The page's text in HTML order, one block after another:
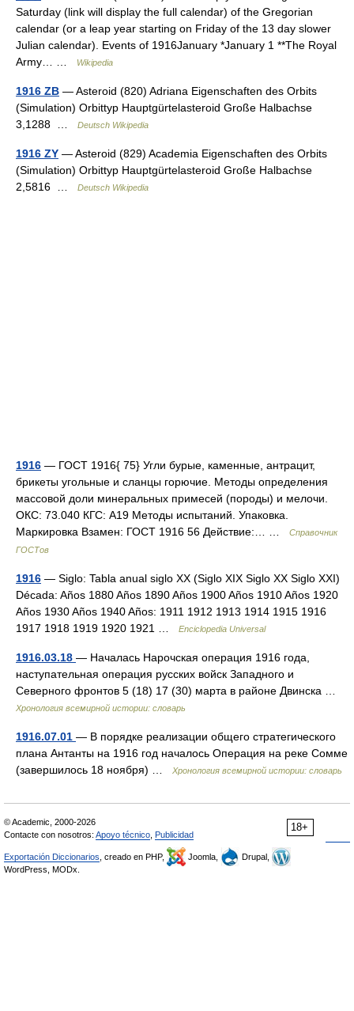
Saturday (link will display the full calendar) of the Gregorian
calendar (or a leap year starting on Friday of the 13 day slower
Julian calendar). Events of 1916January *January 1 **The Royal
Army… …
Wikipedia
1916 ZB — Asteroid (820) Adriana Eigenschaften des Orbits
(Simulation) Orbittyp Hauptgürtelasteroid Große Halbachse
3,1288 …
Deutsch Wikipedia
1916 ZY — Asteroid (829) Academia Eigenschaften des Orbits
(Simulation) Orbittyp Hauptgürtelasteroid Große Halbachse
2,5816 …
Deutsch Wikipedia
1916 — ГОСТ 1916{ 75} Угли бурые, каменные, антрацит,
брикеты угольные и сланцы горючие. Методы определения
массовой доли минеральных примесей (породы) и мелочи.
ОКС: 73.040 КГС: А19 Методы испытаний. Упаковка.
Маркировка Взамен: ГОСТ 1916 56 Действие:… …
Справочник
ГОСТов
1916 — Siglo: Tabla anual siglo XX (Siglo XIX Siglo XX Siglo XXI)
Década: Años 1880 Años 1890 Años 1900 Años 1910 Años 1920
Años 1930 Años 1940 Años: 1911 1912 1913 1914 1915 1916
1917 1918 1919 1920 1921 …
Enciclopedia Universal
1916.03.18 — Началась Нарочская операция 1916 года,
наступательная операция русских войск Западного и
Северного фронтов 5 (18) 17 (30) марта в районе Двинска …
Хронология всемирной истории: словарь
1916.07.01 — В порядке реализации общего стратегического
плана Антанты на 1916 год началось Операция на реке Сомме
(завершилось 18 ноября) …
Хронология всемирной истории: словарь
18+
© Academic, 2000-2026
Contacte con nosotros: Apoyo técnico Publicidad
Exportación Diccionarios , creado en PHP, Joomla,
Drupal,
WordPress, MODx.